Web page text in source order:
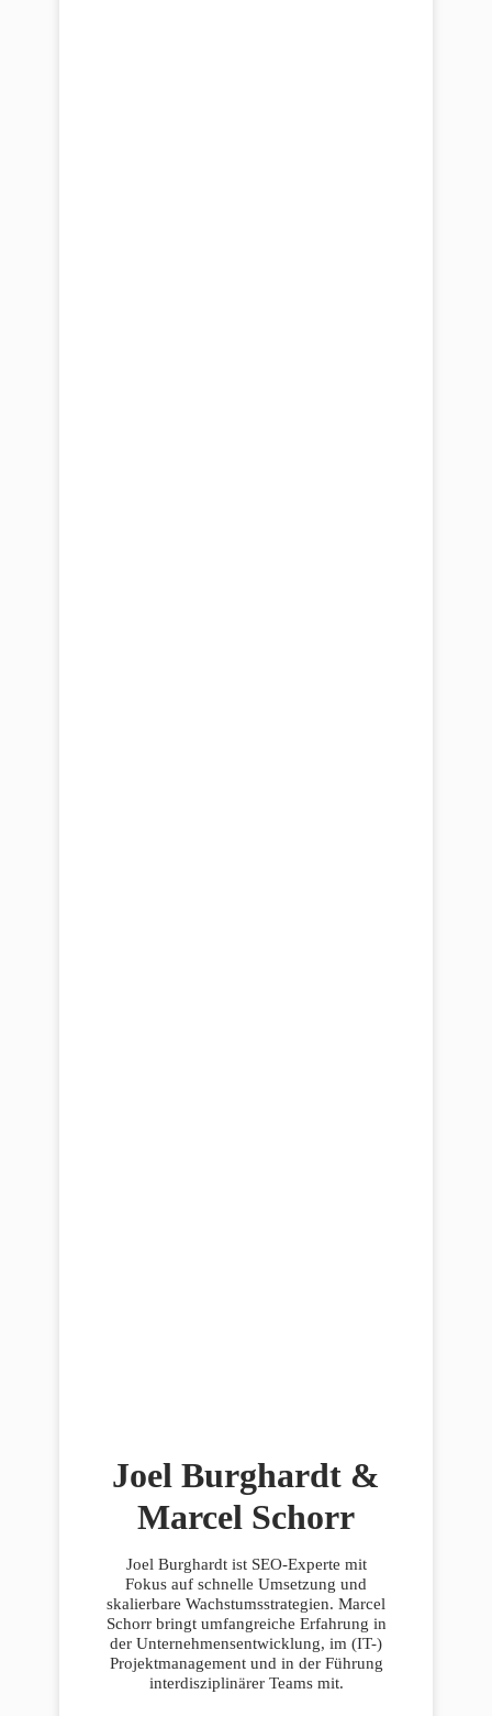
Joel Burghardt &
Marcel Schorr
Joel Burghardt ist SEO-Experte mit
Fokus auf schnelle Umsetzung und
skalierbare Wachstumsstrategien. Marcel
Schorr bringt umfangreiche Erfahrung in
der Unternehmensentwicklung, im (IT-)
Projektmanagement und in der Führung
interdisziplinärer Teams mit.